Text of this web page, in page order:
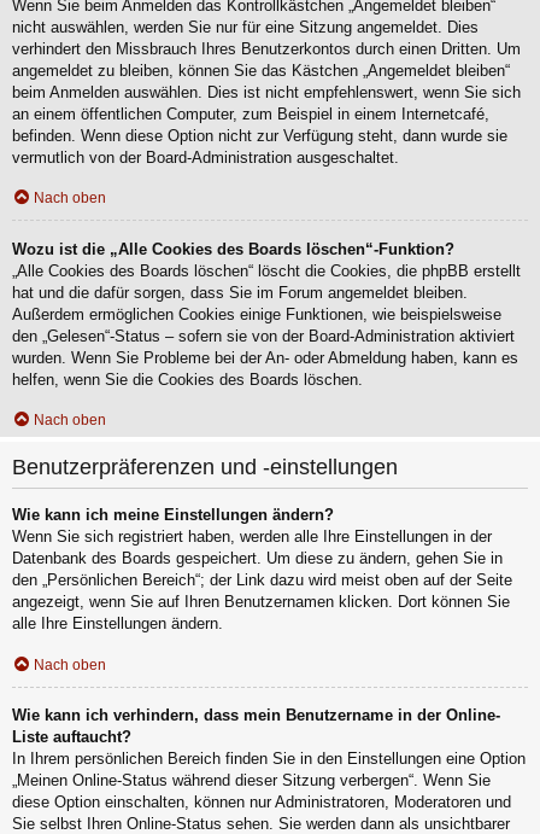
Wenn Sie beim Anmelden das Kontrollkästchen „Angemeldet bleiben“
nicht auswählen, werden Sie nur für eine Sitzung angemeldet. Dies
verhindert den Missbrauch Ihres Benutzerkontos durch einen Dritten. Um
angemeldet zu bleiben, können Sie das Kästchen „Angemeldet bleiben“
beim Anmelden auswählen. Dies ist nicht empfehlenswert, wenn Sie sich
an einem öffentlichen Computer, zum Beispiel in einem Internetcafé,
befinden. Wenn diese Option nicht zur Verfügung steht, dann wurde sie
vermutlich von der Board-Administration ausgeschaltet.
Nach oben
Wozu ist die „Alle Cookies des Boards löschen“-Funktion?
„Alle Cookies des Boards löschen“ löscht die Cookies, die phpBB erstellt
hat und die dafür sorgen, dass Sie im Forum angemeldet bleiben.
Außerdem ermöglichen Cookies einige Funktionen, wie beispielsweise
den „Gelesen“-Status – sofern sie von der Board-Administration aktiviert
wurden. Wenn Sie Probleme bei der An- oder Abmeldung haben, kann es
helfen, wenn Sie die Cookies des Boards löschen.
Nach oben
Benutzerpräferenzen und -einstellungen
Wie kann ich meine Einstellungen ändern?
Wenn Sie sich registriert haben, werden alle Ihre Einstellungen in der
Datenbank des Boards gespeichert. Um diese zu ändern, gehen Sie in
den „Persönlichen Bereich“; der Link dazu wird meist oben auf der Seite
angezeigt, wenn Sie auf Ihren Benutzernamen klicken. Dort können Sie
alle Ihre Einstellungen ändern.
Nach oben
Wie kann ich verhindern, dass mein Benutzername in der Online-
Liste auftaucht?
In Ihrem persönlichen Bereich finden Sie in den Einstellungen eine Option
„Meinen Online-Status während dieser Sitzung verbergen“. Wenn Sie
diese Option einschalten, können nur Administratoren, Moderatoren und
Sie selbst Ihren Online-Status sehen. Sie werden dann als unsichtbarer